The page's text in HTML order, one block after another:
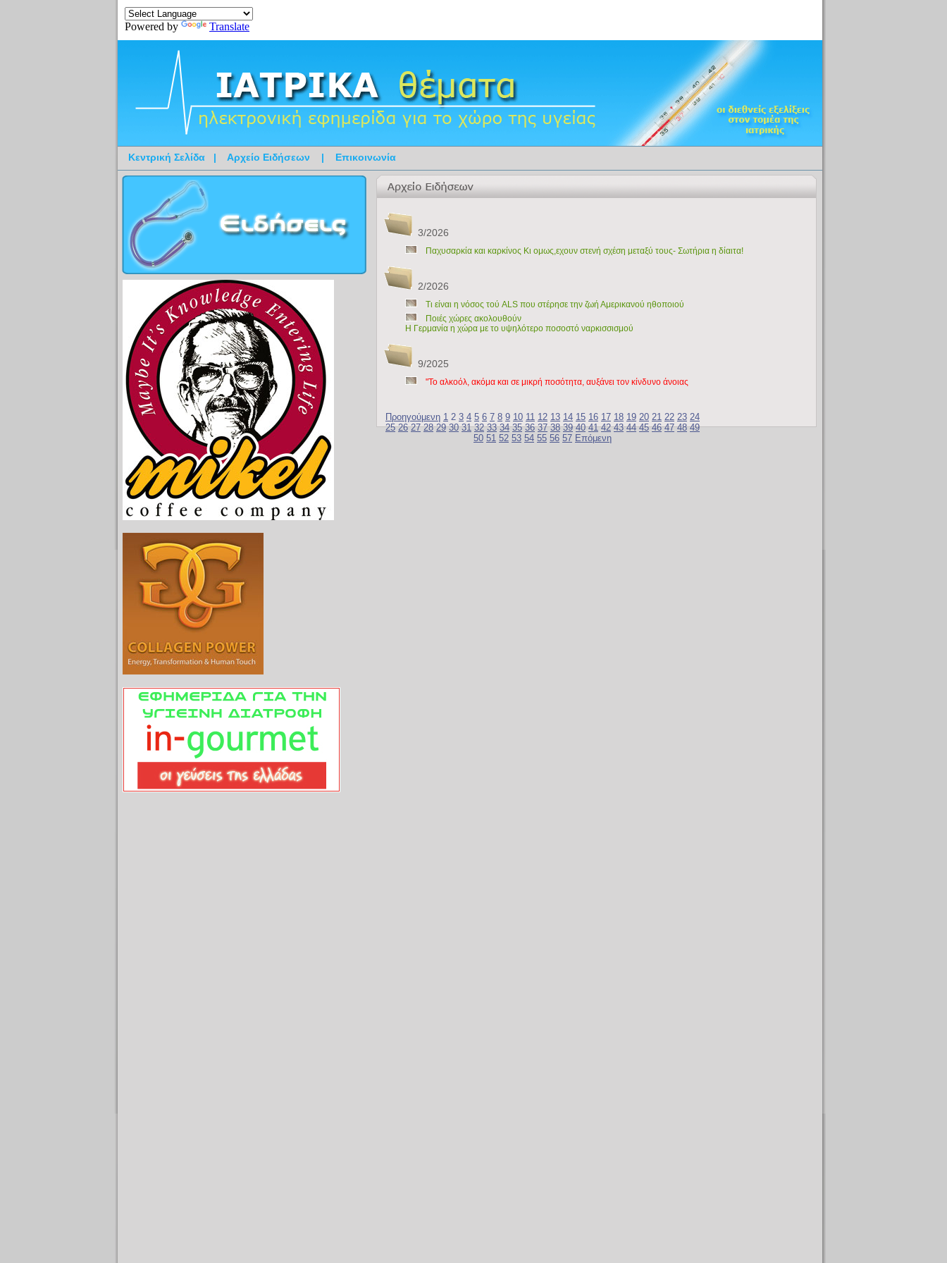
Powered by Translate
Κεντρική Σελίδα | Αρχείο Ειδήσεων | Επικοινωνία
3/2026
Παχυσαρκία και καρκίνος Κι ομως,εχουν στενή σχέση μεταξύ τους- Σωτήρια η δίαιτα!
2/2026
Τι είναι η νόσος τού ALS που στέρησε την ζωή Αμερικανού ηθοποιού
Ποιές χώρες ακολουθούν
H Γερμανία η χώρα με το υψηλότερο ποσοστό ναρκισσισμού
9/2025
"To αλκοόλ, ακόμα και σε μικρή ποσότητα, αυξάνει τον κίνδυνο άνοιας
Προηγούμενη 1 2 3 4 5 6 7 8 9 10 11 12 13 14 15 16 17 18 19 20 21 22 23 24
25 26 27 28 29 30 31 32 33 34 35 36 37 38 39 40 41 42 43 44 45 46 47 48 49
50 51 52 53 54 55 56 57 Επόμενη